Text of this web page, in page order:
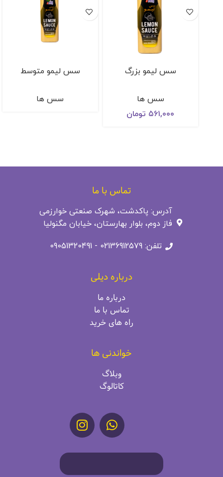
سس لیمو بزرگ
سس ها
۵۶۱,۰۰۰ تومان
سس لیمو متوسط
سس ها
تماس با ما
آدرس: پاکدشت، شهرک صنعتی خوارزمی
فاز دوم، بلوار بهارستان، خیابان مگنولیا
تلفن: 02136912579 - 09051320491
درباره دیلی
درباره ما
تماس با ما
راه‌ های خرید
خواندنی ها
وبلاگ
کاتالوگ